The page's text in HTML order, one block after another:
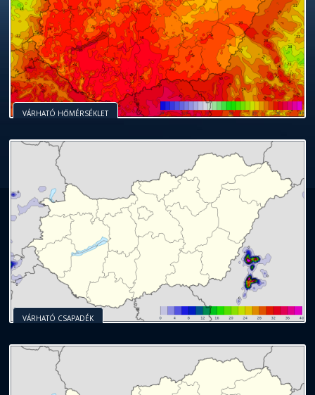
VÁRHATÓ HŐMÉRSÉKLET
VÁRHATÓ CSAPADÉK